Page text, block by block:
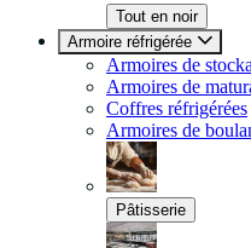
Tout en noir
Armoire réfrigérée
Armoires de
Armoires de
Coffres réfrigérées
Armoires de
Pâtisserie